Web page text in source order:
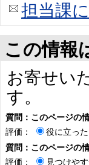
担当課
この情報
お寄せい
す。
質問：このページの
評価：
役に立った
質問：このページの
評価：
見つけや